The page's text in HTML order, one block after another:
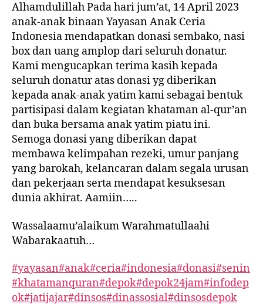
Alhamdulillah Pada hari jum’at, 14 April 2023
anak-anak binaan Yayasan Anak Ceria
Indonesia mendapatkan donasi sembako, nasi
box dan uang amplop dari seluruh donatur.
Kami mengucapkan terima kasih kepada
seluruh donatur atas donasi yg diberikan
kepada anak-anak yatim kami sebagai bentuk
partisipasi dalam kegiatan khataman al-qur’an
dan buka bersama anak yatim piatu ini.
Semoga donasi yang diberikan dapat
membawa kelimpahan rezeki, umur panjang
yang barokah, kelancaran dalam segala urusan
dan pekerjaan serta mendapat kesuksesan
dunia akhirat. Aamiin…..
Wassalaamu’alaikum Warahmatullaahi
Wabarakaatuh…
#yayasan#anak#ceria#indonesia#donasi#senin
#khatamanquran#depok#depok24jam#infodep
ok#jatijajar#dinsos#dinassosial#dinsosdepok